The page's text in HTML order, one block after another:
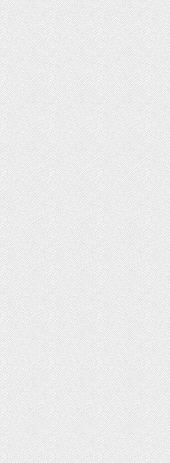
;
:none;display:
:0;margin:
-linear-gradient(
-gradient(top
-gradient(top,
-gradient(top,
:4px;
:4px;
4px;
;
;
:none;
:0;margin: